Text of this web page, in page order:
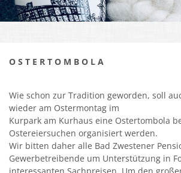
Kirchen
Seniorenarbeit,
Umwelt
Vereine
Vorteile für
O S T E R T O M B O L A
Wie schon zur Tradition geworden, soll
wieder am Ostermontag im
Kurpark am Kurhaus eine Ostertombola
Ostereiersuchen organisiert werden.
Wir bitten daher alle Bad Zwestener
Gewerbetreibende um Unterstützung in
interessanten Sachpreisen. Um den